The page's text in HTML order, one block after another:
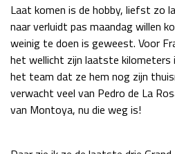
GP MEXICO 2026
Race
Kwalificatie
Race
LAS VEGAS GRAND PRIX 2026
Laat komen is de hobby, liefst zo
naar verluidt pas maandag willen
weinig te doen is geweest. Voor
het wellicht zijn laatste kilometers
het team dat ze hem nog zijn
verwacht veel van Pedro de La
van Montoya, nu die weg is!